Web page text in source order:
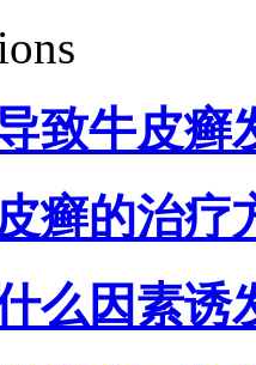
致牛皮癣
癣的治疗
么因素诱